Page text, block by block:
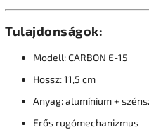
Tulajdonságok:
Modell: CARBON E-15
Hossz: 11,5 cm
Anyag: alumínium +
Erős rugómechanizmus